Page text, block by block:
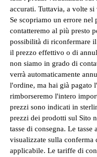
accurati. Tuttavia, a volte
Se scopriamo un errore nel
contatteremo al più presto
possibilità di riconfermare
il prezzo effettivo o di
non siamo in grado di
verrà automaticamente
l'ordine, ma hai già pagato
rimborseremo l'intero
prezzi sono indicati in
prezzi dei prodotti sul Sito
tasse di consegna. Le tasse
visualizzate sulla conferma
applicabile. Le tariffe di